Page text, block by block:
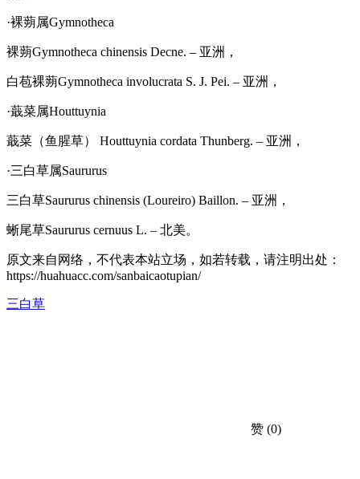
·裸蒴属Gymnotheca
裸蒴Gymnotheca chinensis Decne. – 亚洲，
白苞裸蒴Gymnotheca involucrata S. J. Pei. – 亚洲，
·蕺菜属Houttuynia
蕺菜（鱼腥草） Houttuynia cordata Thunberg. – 亚洲，
·三白草属Saururus
三白草Saururus chinensis (Loureiro) Baillon. – 亚洲，
蜥尾草Saururus cernuus L. – 北美。
原文来自网络，不代表本站立场，如若转载，请注明出处：
https://huahuacc.com/sanbaicaotupian/
三白草
赞 (0)